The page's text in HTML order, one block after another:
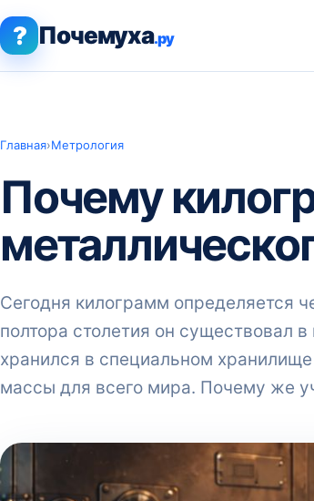
? Почемуха.ру
Главная›Метрология
Почему
Сегодня килограмм определяется
полтора столетия он существовал
хранился в специальном
массы для всего мира. Почему же